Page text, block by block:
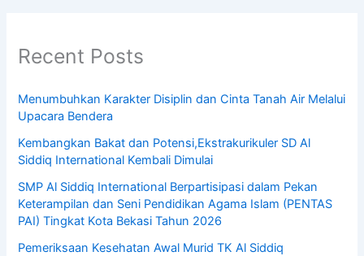
Recent Posts
Menumbuhkan Karakter Disiplin dan Cinta Tanah Air Melalui
Upacara Bendera
Kembangkan Bakat dan Potensi,Ekstrakurikuler SD Al
Siddiq International Kembali Dimulai
SMP Al Siddiq International Berpartisipasi dalam Pekan
Keterampilan dan Seni Pendidikan Agama Islam (PENTAS
PAI) Tingkat Kota Bekasi Tahun 2026
Pemeriksaan Kesehatan Awal Murid TK Al Siddiq